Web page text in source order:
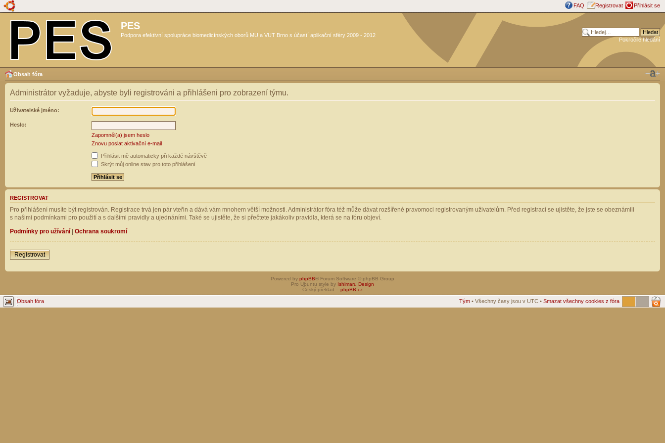
FAQ Registrovat Přihlásit se
PES
Podpora efektivní spolupráce biomedicínských oborů MU a VUT Brno s účastí aplikační sféry 2009 - 2012
Pokročilé hledání
Obsah fóra
Administrátor vyžaduje, abyste byli registrováni a přihlášeni pro zobrazení týmu.
Uživatelské jméno:
Heslo:
Zapomněl(a) jsem heslo
Znovu poslat aktivační e-mail
Přihlásit mě automaticky při každé návštěvě
Skrýt můj online stav pro toto přihlášení
REGISTROVAT
Pro přihlášení musíte být registrován. Registrace trvá jen pár vteřin a dává vám mnohem větší možnosti. Administrátor fóra též může dávat rozšířené pravomoci registrovaným uživatelům. Před registrací se ujistěte, že jste se obeznámili
s našimi podmínkami pro použití a s dalšími pravidly a ujednáními. Také se ujistěte, že si přečtete jakákoliv pravidla, která se na fóru objeví.
Podmínky pro užívání | Ochrana soukromí
Registrovat
Powered by phpBB® Forum Software © phpBB Group
Pro Ubuntu style by Ishimaru Design
Český překlad – phpBB.cz
Obsah fóra Tým • Všechny časy jsou v UTC • Smazat všechny cookies z fóra